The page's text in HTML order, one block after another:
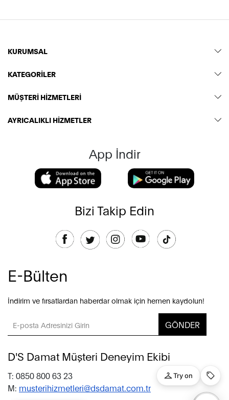
KURUMSAL
KATEGORİLER
MÜŞTERİ HİZMETLERİ
AYRICALIKLI HİZMETLER
App İndir
Bizi Takip Edin
E-Bülten
İndirim ve fırsatlardan haberdar olmak için hemen kaydolun!
GÖNDER
D'S Damat Müşteri Deneyim Ekibi
T: 0850 800 63 23
M: musterihizmetleri@dsdamat.com.tr